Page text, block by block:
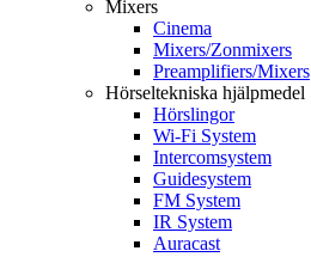
Mixers
Cinema
Mixers/Zonmixers
Preamplifiers/Mixers
Hörseltekniska hjälpmedel
Hörslingor
Wi-Fi System
Intercomsystem
Guidesystem
FM System
IR System
Auracast